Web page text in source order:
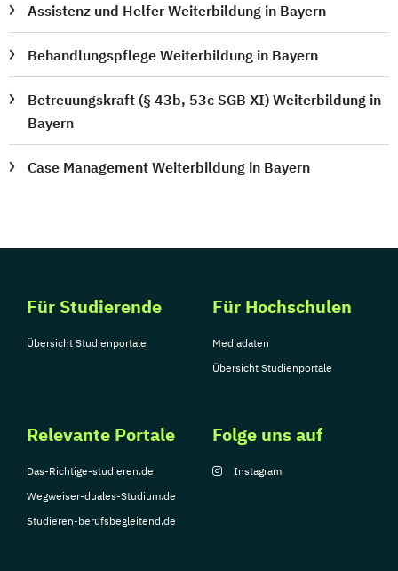
Assistenz und Helfer Weiterbildung in Bayern
Behandlungspflege Weiterbildung in Bayern
Betreuungskraft (§ 43b, 53c SGB XI) Weiterbildung in
Bayern
Case Management Weiterbildung in Bayern
Für Studierende
Übersicht Studienportale
Für Hochschulen
Mediadaten
Übersicht Studienportale
Relevante Portale
Das-Richtige-studieren.de
Wegweiser-duales-Studium.de
Studieren-berufsbegleitend.de
Folge uns auf
Instagram